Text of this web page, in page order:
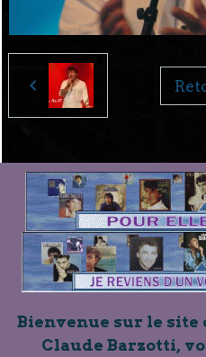
Bienvenue sur le site
Claude Barzotti,